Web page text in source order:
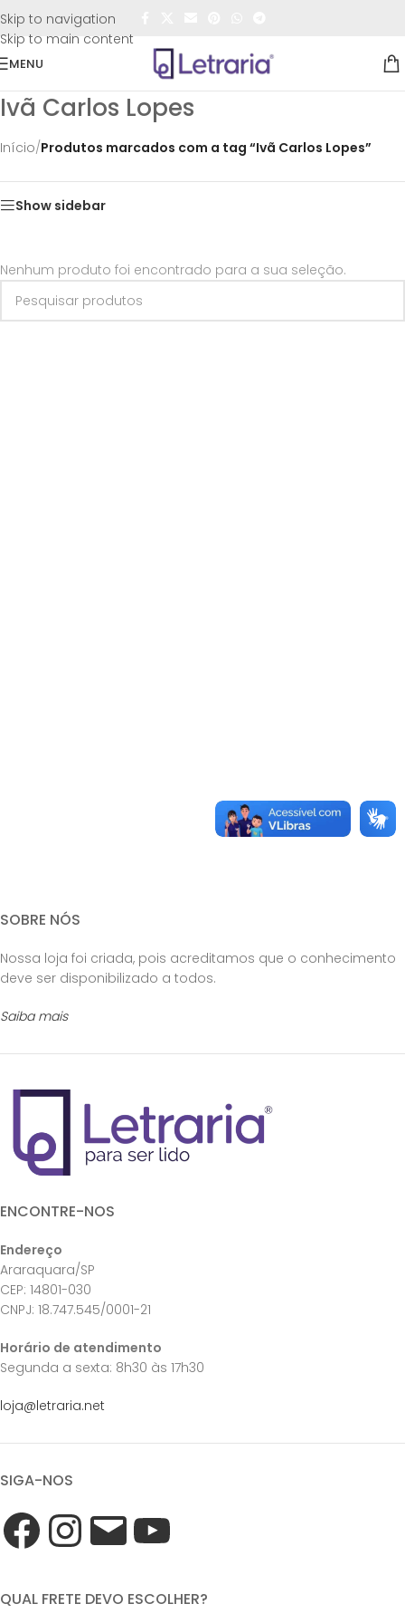
Skip to navigation
Skip to main content
FRETE GRÁTIS
MENU
Ivã Carlos Lopes
Início/Produtos marcados com a tag “Ivã Carlos Lopes”
Show sidebar
Nenhum produto foi encontrado para a sua seleção.
SOBRE NÓS
Nossa loja foi criada, pois acreditamos que o conhecimento
deve ser disponibilizado a todos.
Saiba mais
ENCONTRE-NOS
Endereço
Araraquara/SP
CEP: 14801-030
CNPJ: 18.747.545/0001-21
Horário de atendimento
Segunda a sexta: 8h30 às 17h30
loja@letraria.net
SIGA-NOS
QUAL FRETE DEVO ESCOLHER?